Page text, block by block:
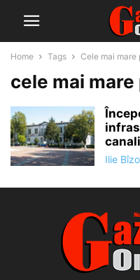
Home Tags Cele mai mare
cele mai
Ilie